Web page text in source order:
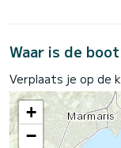
Waar is de
Verplaats je op de
+
−